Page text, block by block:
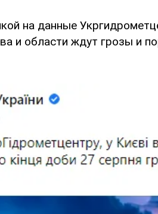
на данные
и области ждут грозы и